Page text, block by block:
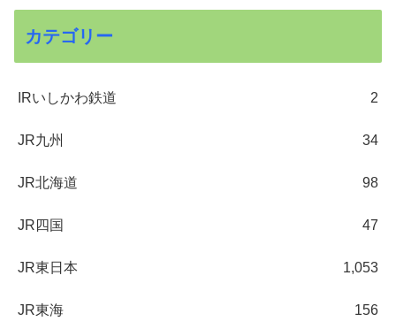
カテゴリー
IRいしかわ鉄道 2
JR九州 34
JR北海道 98
JR四国 47
JR東日本 1,053
JR東海 156